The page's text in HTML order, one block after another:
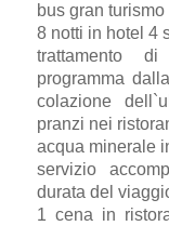
bus gran
8 notti in hotel 4
trattamento
programma
colazione
pranzi nei
acqua minerale
servizio
durata del
1 cena in